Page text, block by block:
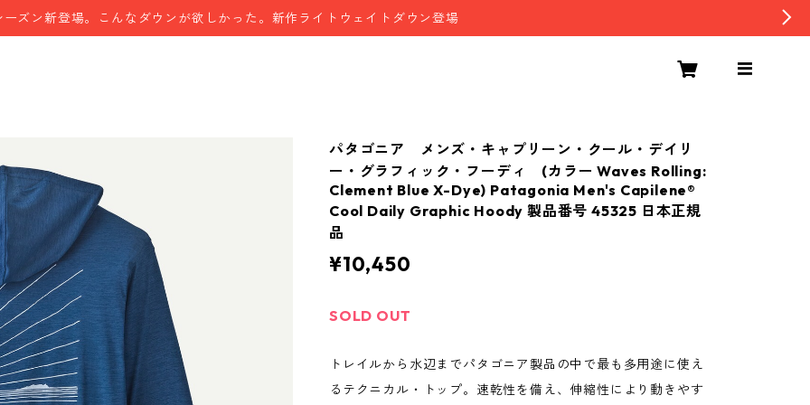
ーズン新登場。こんなダウンが欲しかった。新作ライトウェイトダウン登場
パタゴニア メンズ・キャプリーン・クール・デイリ
ー・グラフィック・フーディ (カラー Waves Rolling:
Clement Blue X-Dye) Patagonia Men's Capilene®
Cool Daily Graphic Hoody 製品番号 45325 日本正規
品
¥10,450
SOLD OUT
トレイルから水辺までパタゴニア製品の中で最も多用途に使え
るテクニカル・トップ。速乾性を備え、伸縮性により動きやす